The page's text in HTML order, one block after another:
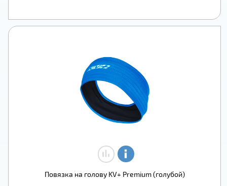
Повязка на голову KV+ Premium (голубой)